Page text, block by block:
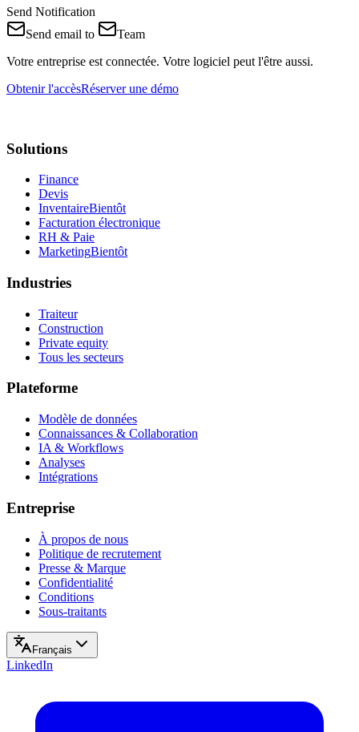
Send Notification
Send email to
Team
Votre entreprise est connectée. Votre logiciel peut l'être aussi.
Obtenir l'accèsRéserver une démo
Solutions
Finance
Devis
InventaireBientôt
Facturation électronique
RH & Paie
MarketingBientôt
Industries
Traiteur
Construction
Private equity
Tous les secteurs
Plateforme
Modèle de données
Connaissances & Collaboration
IA & Workflows
Analyses
Intégrations
Entreprise
À propos de nous
Politique de recrutement
Presse & Marque
Confidentialité
Conditions
Sous-traitants
Français
LinkedIn